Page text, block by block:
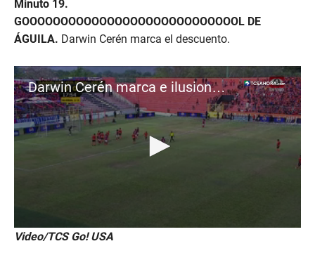
o
n
d
s
f
2
m
i
n
u
t
Minuto 19.
GOOOOOOOOOOOOOOOOOOOOOOOOOOOOL DE
ÁGUILA. Darwin Cerén marca el descuento.
Darwin Cerén marca e ilusiona con la remontada en el 'Barraza' | Águila 1-0 FAS
0
s
Video/TCS Go! USA